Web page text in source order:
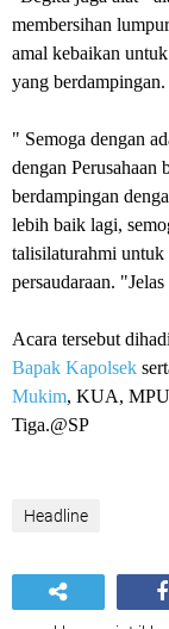
membersihan
amal kebaikan
yang
" Semoga dengan
dengan Perusahaan
berdampingan
lebih baik lagi,
talisilaturahmi untuk
persaudaraan.
Acara tersebut
Bapak Kapolsek
Mukim, KUA,
Tiga.@SP
Headline